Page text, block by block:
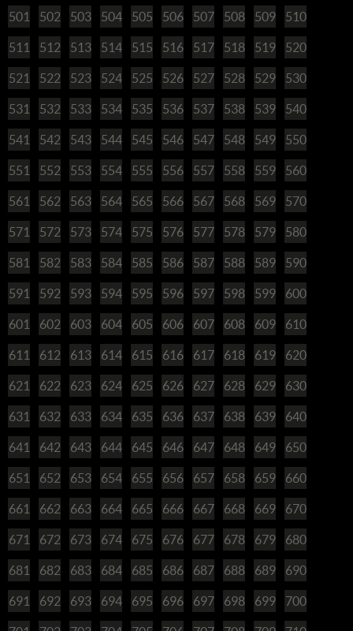
501 502 503 504 505 506 507 508 509 510
511 512 513 514 515 516 517 518 519 520
521 522 523 524 525 526 527 528 529 530
531 532 533 534 535 536 537 538 539 540
541 542 543 544 545 546 547 548 549 550
551 552 553 554 555 556 557 558 559 560
561 562 563 564 565 566 567 568 569 570
571 572 573 574 575 576 577 578 579 580
581 582 583 584 585 586 587 588 589 590
591 592 593 594 595 596 597 598 599 600
601 602 603 604 605 606 607 608 609 610
611 612 613 614 615 616 617 618 619 620
621 622 623 624 625 626 627 628 629 630
631 632 633 634 635 636 637 638 639 640
641 642 643 644 645 646 647 648 649 650
651 652 653 654 655 656 657 658 659 660
661 662 663 664 665 666 667 668 669 670
671 672 673 674 675 676 677 678 679 680
681 682 683 684 685 686 687 688 689 690
691 692 693 694 695 696 697 698 699 700